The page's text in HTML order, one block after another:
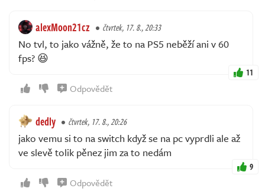
alexMoon21cz čtvrtek, 17. 8., 20:33
No tvl, to jako vážně, že to na PS5 neběží ani v 60
fps? 😆
11
Odpovědět
dedly čtvrtek, 17. 8., 20:26
jako vemu si to na switch když se na pc vyprdli ale až
ve slevě tolik pěnez jim za to nedám
9
Odpovědět